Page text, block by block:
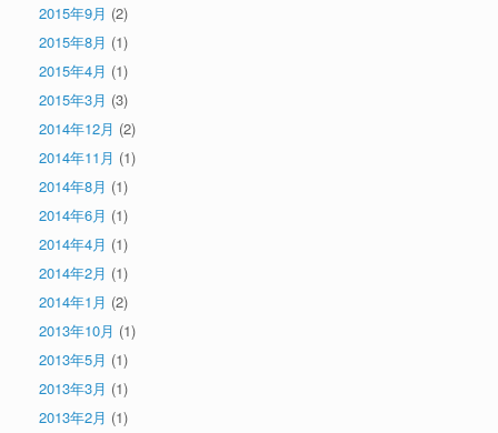
2015年9月 (2)
2015年8月 (1)
2015年4月 (1)
2015年3月 (3)
2014年12月 (2)
2014年11月 (1)
2014年8月 (1)
2014年6月 (1)
2014年4月 (1)
2014年2月 (1)
2014年1月 (2)
2013年10月 (1)
2013年5月 (1)
2013年3月 (1)
2013年2月 (1)